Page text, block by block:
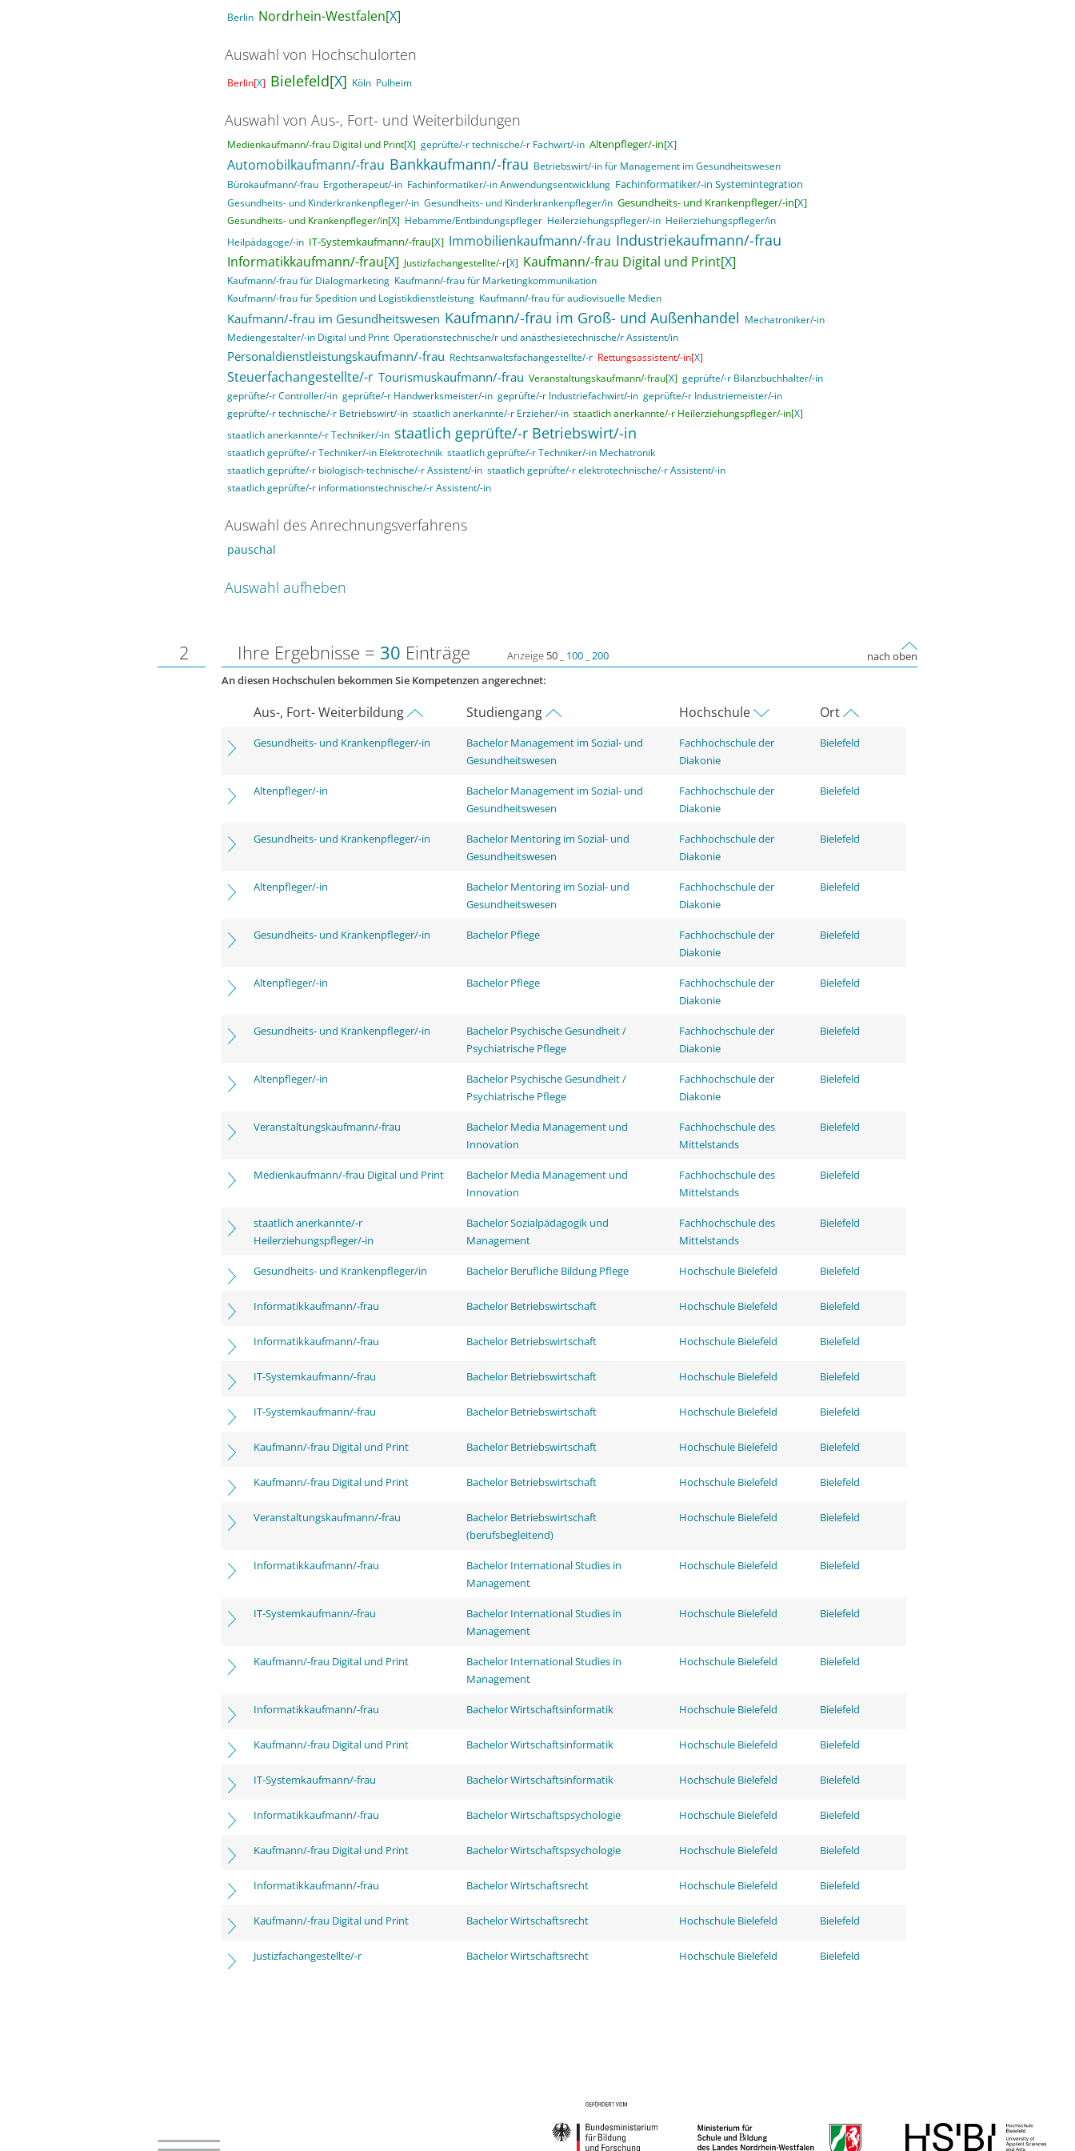
Berlin Nordrhein-Westfalen[X]
Auswahl von Hochschulorten
Berlin[X] Bielefeld[X] Köln Pulheim
Auswahl von Aus-, Fort- und Weiterbildungen
Medienkaufmann/-frau Digital und Print[X] geprüfte/-r technische/-r Fachwirt/-in Altenpfleger/-in[X]
Automobilkaufmann/-frau Bankkaufmann/-frau Betriebswirt/-in für Management im Gesundheitswesen
Bürokaufmann/-frau Ergotherapeut/-in Fachinformatiker/-in Anwendungsentwicklung Fachinformatiker/-in Systemintegration
Gesundheits- und Kinderkrankenpfleger/-in Gesundheits- und Kinderkrankenpfleger/in Gesundheits- und Krankenpfleger/-in[X]
Gesundheits- und Krankenpfleger/in[X] Hebamme/Entbindungspfleger Heilerziehungspfleger/-in Heilerziehungspfleger/in
Heilpädagoge/-in IT-Systemkaufmann/-frau[X] Immobilienkaufmann/-frau Industriekaufmann/-frau
Informatikkaufmann/-frau[X] Justizfachangestellte/-r[X] Kaufmann/-frau Digital und Print[X]
Kaufmann/-frau für Dialogmarketing Kaufmann/-frau für Marketingkommunikation
Kaufmann/-frau für Spedition und Logistikdienstleistung Kaufmann/-frau für audiovisuelle Medien
Kaufmann/-frau im Gesundheitswesen Kaufmann/-frau im Groß- und Außenhandel Mechatroniker/-in
Mediengestalter/-in Digital und Print Operationstechnische/r und anästhesietechnische/r Assistent/in
Personaldienstleistungskaufmann/-frau Rechtsanwaltsfachangestellte/-r Rettungsassistent/-in[X]
Steuerfachangestellte/-r Tourismuskaufmann/-frau Veranstaltungskaufmann/-frau[X] geprüfte/-r Bilanzbuchhalter/-in
geprüfte/-r Controller/-in geprüfte/-r Handwerksmeister/-in geprüfte/-r Industriefachwirt/-in geprüfte/-r Industriemeister/-in
geprüfte/-r technische/-r Betriebswirt/-in staatlich anerkannte/-r Erzieher/-in staatlich anerkannte/-r Heilerziehungspfleger/-in[X]
staatlich anerkannte/-r Techniker/-in staatlich geprüfte/-r Betriebswirt/-in
staatlich geprüfte/-r Techniker/-in Elektrotechnik staatlich geprüfte/-r Techniker/-in Mechatronik
staatlich geprüfte/-r biologisch-technische/-r Assistent/-in staatlich geprüfte/-r elektrotechnische/-r Assistent/-in
staatlich geprüfte/-r informationstechnische/-r Assistent/-in
Auswahl des Anrechnungsverfahrens
pauschal
Auswahl aufheben
2 Ihre Ergebnisse = 30 Einträge Anzeige 50 100 200
nach oben
An diesen Hochschulen bekommen Sie Kompetenzen angerechnet:
Aus-, Fort- Weiterbildung Studiengang Hochschule Ort
Gesundheits- und Krankenpfleger/-in
Bachelor Management im Sozial- und
Gesundheitswesen
Fachhochschule der
Diakonie
Bielefeld
Altenpfleger/-in
Bachelor Management im Sozial- und
Gesundheitswesen
Fachhochschule der
Diakonie
Bielefeld
Gesundheits- und Krankenpfleger/-in
Bachelor Mentoring im Sozial- und
Gesundheitswesen
Fachhochschule der
Diakonie
Bielefeld
Altenpfleger/-in
Bachelor Mentoring im Sozial- und
Gesundheitswesen
Fachhochschule der
Diakonie
Bielefeld
Gesundheits- und Krankenpfleger/-in Bachelor Pflege
Fachhochschule der
Diakonie
Bielefeld
Altenpfleger/-in Bachelor Pflege
Fachhochschule der
Diakonie
Bielefeld
Gesundheits- und Krankenpfleger/-in
Bachelor Psychische Gesundheit /
Psychiatrische Pflege
Fachhochschule der
Diakonie
Bielefeld
Altenpfleger/-in
Bachelor Psychische Gesundheit /
Psychiatrische Pflege
Fachhochschule der
Diakonie
Bielefeld
Veranstaltungskaufmann/-frau
Bachelor Media Management und
Innovation
Fachhochschule des
Mittelstands
Bielefeld
Medienkaufmann/-frau Digital und Print
Bachelor Media Management und
Innovation
Fachhochschule des
Mittelstands
Bielefeld
staatlich anerkannte/-r
Heilerziehungspfleger/-in
Bachelor Sozialpädagogik und
Management
Fachhochschule des
Mittelstands
Bielefeld
Gesundheits- und Krankenpfleger/in Bachelor Berufliche Bildung Pflege Hochschule Bielefeld Bielefeld
Informatikkaufmann/-frau Bachelor Betriebswirtschaft Hochschule Bielefeld Bielefeld
Informatikkaufmann/-frau Bachelor Betriebswirtschaft Hochschule Bielefeld Bielefeld
IT-Systemkaufmann/-frau Bachelor Betriebswirtschaft Hochschule Bielefeld Bielefeld
IT-Systemkaufmann/-frau Bachelor Betriebswirtschaft Hochschule Bielefeld Bielefeld
Kaufmann/-frau Digital und Print Bachelor Betriebswirtschaft Hochschule Bielefeld Bielefeld
Kaufmann/-frau Digital und Print Bachelor Betriebswirtschaft Hochschule Bielefeld Bielefeld
Veranstaltungskaufmann/-frau
Bachelor Betriebswirtschaft
(berufsbegleitend)
Hochschule Bielefeld Bielefeld
Informatikkaufmann/-frau
Bachelor International Studies in
Management
Hochschule Bielefeld Bielefeld
IT-Systemkaufmann/-frau
Bachelor International Studies in
Management
Hochschule Bielefeld Bielefeld
Kaufmann/-frau Digital und Print
Bachelor International Studies in
Management
Hochschule Bielefeld Bielefeld
Informatikkaufmann/-frau Bachelor Wirtschaftsinformatik Hochschule Bielefeld Bielefeld
Kaufmann/-frau Digital und Print Bachelor Wirtschaftsinformatik Hochschule Bielefeld Bielefeld
IT-Systemkaufmann/-frau Bachelor Wirtschaftsinformatik Hochschule Bielefeld Bielefeld
Informatikkaufmann/-frau Bachelor Wirtschaftspsychologie Hochschule Bielefeld Bielefeld
Kaufmann/-frau Digital und Print Bachelor Wirtschaftspsychologie Hochschule Bielefeld Bielefeld
Informatikkaufmann/-frau Bachelor Wirtschaftsrecht Hochschule Bielefeld Bielefeld
Kaufmann/-frau Digital und Print Bachelor Wirtschaftsrecht Hochschule Bielefeld Bielefeld
Justizfachangestellte/-r Bachelor Wirtschaftsrecht Hochschule Bielefeld Bielefeld